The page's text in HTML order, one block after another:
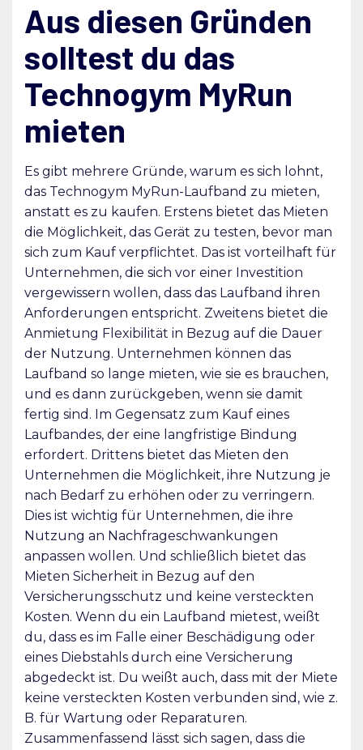
Aus diesen Gründen
solltest du das
Technogym MyRun
mieten
Es gibt mehrere Gründe, warum es sich lohnt,
das Technogym MyRun-Laufband zu mieten,
anstatt es zu kaufen. Erstens bietet das Mieten
die Möglichkeit, das Gerät zu testen, bevor man
sich zum Kauf verpflichtet. Das ist vorteilhaft für
Unternehmen, die sich vor einer Investition
vergewissern wollen, dass das Laufband ihren
Anforderungen entspricht. Zweitens bietet die
Anmietung Flexibilität in Bezug auf die Dauer
der Nutzung. Unternehmen können das
Laufband so lange mieten, wie sie es brauchen,
und es dann zurückgeben, wenn sie damit
fertig sind. Im Gegensatz zum Kauf eines
Laufbandes, der eine langfristige Bindung
erfordert. Drittens bietet das Mieten den
Unternehmen die Möglichkeit, ihre Nutzung je
nach Bedarf zu erhöhen oder zu verringern.
Dies ist wichtig für Unternehmen, die ihre
Nutzung an Nachfrageschwankungen
anpassen wollen. Und schließlich bietet das
Mieten Sicherheit in Bezug auf den
Versicherungsschutz und keine versteckten
Kosten. Wenn du ein Laufband mietest, weißt
du, dass es im Falle einer Beschädigung oder
eines Diebstahls durch eine Versicherung
abgedeckt ist. Du weißt auch, dass mit der Miete
keine versteckten Kosten verbunden sind, wie z.
B. für Wartung oder Reparaturen.
Zusammenfassend lässt sich sagen, dass die